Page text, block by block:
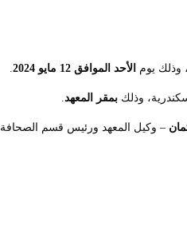
، وذلك يوم الأحد الموافق 12 مايو 2024 .
وذلك بمقر المعهد.
– وكيل المعهد ورئيس قسم الصحافة